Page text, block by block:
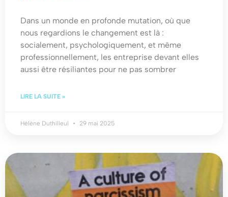
Dans un monde en profonde mutation, où que
nous regardions le changement est là :
socialement, psychologiquement, et même
professionnellement, les entreprise devant elles
aussi être résiliantes pour ne pas sombrer
LIRE LA SUITE »
Hélène Duthilleul 29 mai 2025